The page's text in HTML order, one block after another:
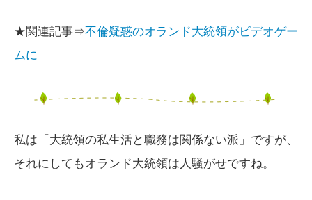
★関連記事⇒不倫疑惑のオランド大統領がビデオゲー
ムに
私は「大統領の私生活と職務は関係ない派」ですが、
それにしてもオランド大統領は人騒がせですね。